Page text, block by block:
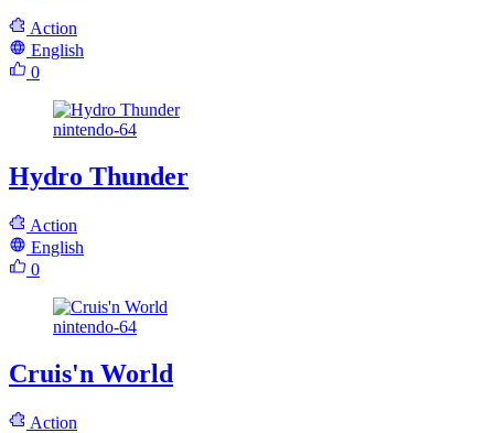
Action
English
0
nintendo-64
Hydro Thunder
Action
English
0
nintendo-64
Cruis'n World
Action